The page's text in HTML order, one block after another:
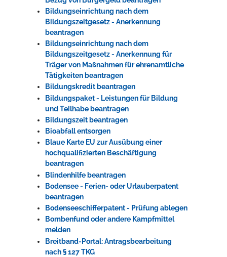
Bildungseinrichtung nach dem
Bildungszeitgesetz - Anerkennung
beantragen
Bildungseinrichtung nach dem
Bildungszeitgesetz - Anerkennung für
Träger von Maßnahmen für ehrenamtliche
Tätigkeiten beantragen
Bildungskredit beantragen
Bildungspaket - Leistungen für Bildung
und Teilhabe beantragen
Bildungszeit beantragen
Bioabfall entsorgen
Blaue Karte EU zur Ausübung einer
hochqualifizierten Beschäftigung
beantragen
Blindenhilfe beantragen
Bodensee - Ferien- oder Urlauberpatent
beantragen
Bodenseeschifferpatent - Prüfung ablegen
Bombenfund oder andere Kampfmittel
melden
Breitband-Portal: Antragsbearbeitung
nach § 127 TKG